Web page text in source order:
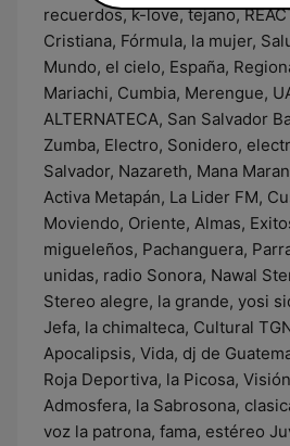
recuerdos, k-love, tejano,
Cristiana, Fórmula, la mujer,
Mundo, el cielo, España,
Mariachi, Cumbia, Merengue,
ALTERNATECA, San Salvador
Zumba, Electro, Sonidero,
Salvador, Nazareth, Mana
Activa Metapán, La Lider FM,
Moviendo, Oriente, Almas,
migueleños, Pachanguera,
unidas, radio Sonora, Nawal
Stereo alegre, la grande, yosi
Jefa, la chimalteca, Cultural
Apocalipsis, Vida, dj de
Roja Deportiva, la Picosa,
Admosfera, la Sabrosona,
voz la patrona, fama, estéreo